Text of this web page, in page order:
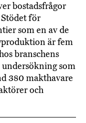
bostadsfrågor
för
som en av de
är fem
branschens
som
380 makthavare
och